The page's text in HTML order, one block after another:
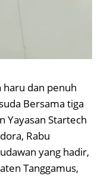
haru dan penuh
Bersama tiga
Yayasan Startech
Rabu
yang hadir,
Tanggamus,